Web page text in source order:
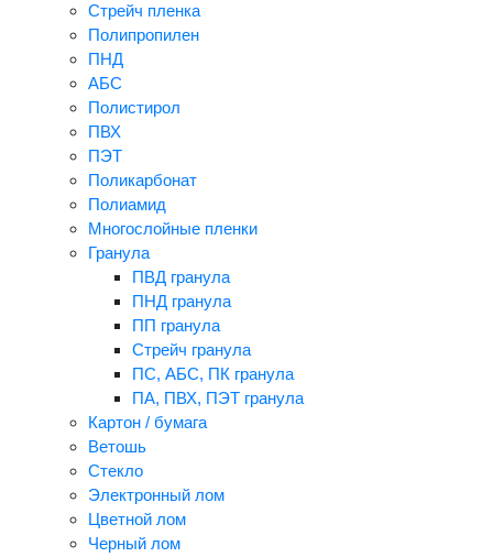
Стрейч пленка
Полипропилен
ПНД
АБС
Полистирол
ПВХ
ПЭТ
Поликарбонат
Полиамид
Многослойные пленки
Гранула
ПВД гранула
ПНД гранула
ПП гранула
Стрейч гранула
ПС, АБС, ПК гранула
ПА, ПВХ, ПЭТ гранула
Картон / бумага
Ветошь
Стекло
Электронный лом
Цветной лом
Черный лом